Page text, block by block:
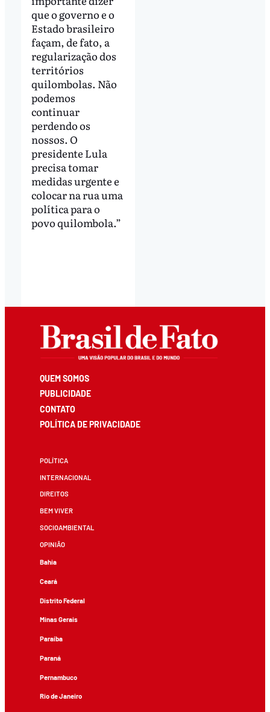
que o governo e o
Estado brasileiro
façam, de fato, a
regularização dos
territórios
quilombolas. Não
podemos
continuar
perdendo os
nossos. O
presidente Lula
precisa tomar
medidas urgente e
colocar na rua uma
política para o
povo quilombola.”
QUEM SOMOS
PUBLICIDADE
CONTATO
POLÍTICA DE PRIVACIDADE
POLÍTICA
INTERNACIONAL
DIREITOS
BEM VIVER
SOCIOAMBIENTAL
OPINIÃO
Bahia
Ceará
Distrito Federal
Minas Gerais
Paraíba
Paraná
Pernambuco
Rio de Janeiro